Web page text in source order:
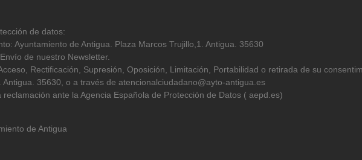
de datos:
Ayuntamiento de Antigua. Plaza Marcos Trujillo,1. Antigua. 35630
de nuestro Newsletter.
Rectificación, Supresión, Oposición, Limitación, Portabilidad o retirada de su
Antigua. 35630, o a través de atencionalciudadano@ayto-antigua.es
ante la Agencia Española de Protección de Datos ( aepd.es)
de Antigua